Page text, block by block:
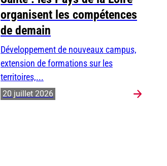
organisent les compétences
de demain
Développement de nouveaux campus,
extension de formations sur les
territoires,...
20 juillet 2026